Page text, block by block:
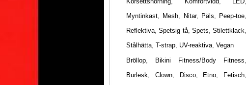
Myntinkast, Mesh, Nitar, Päls, Peep-toe,
Reflektiva,Spetsig tå, Spets, Stilettklack,
Stålhätta, T-strap, UV-reaktiva, Vegan
Bröllop, Bikini Fitness/Body Fitness,
Burlesk, Clown, Disco, Etno, Fetisch,